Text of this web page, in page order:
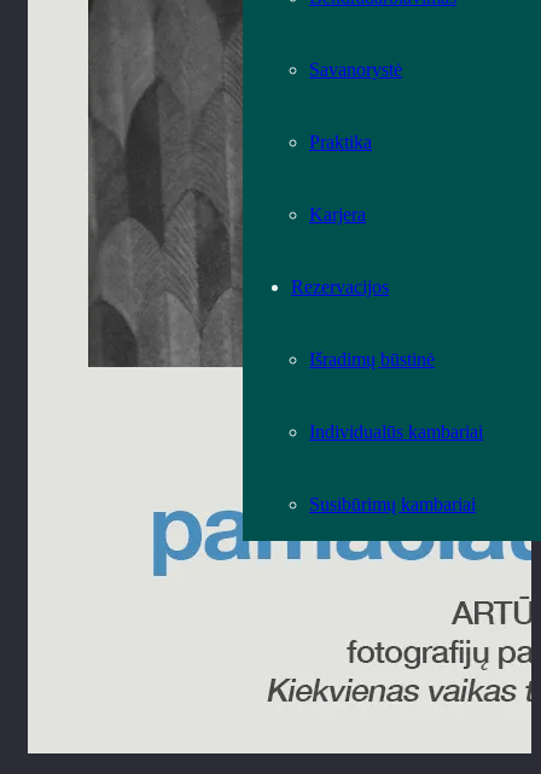
Savanorystė
Praktika
Karjera
Rezervacijos
Išradimų būstinė
Individualūs kambariai
Susibūrimų kambariai